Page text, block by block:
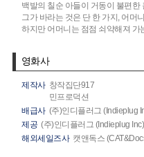
백발의 칠순 아들이 거동이 불편한
그가 바라는 것은 단 한 가지, 어머
하지만 어머니는 점점 쇠약해져 가
영화사
제작사 창작집단917
민프로덕션
배급사 (주)인디플러그 (Indieplug
제공 (주)인디플러그 (Indieplug Inc)
해외세일즈사 캣앤독스